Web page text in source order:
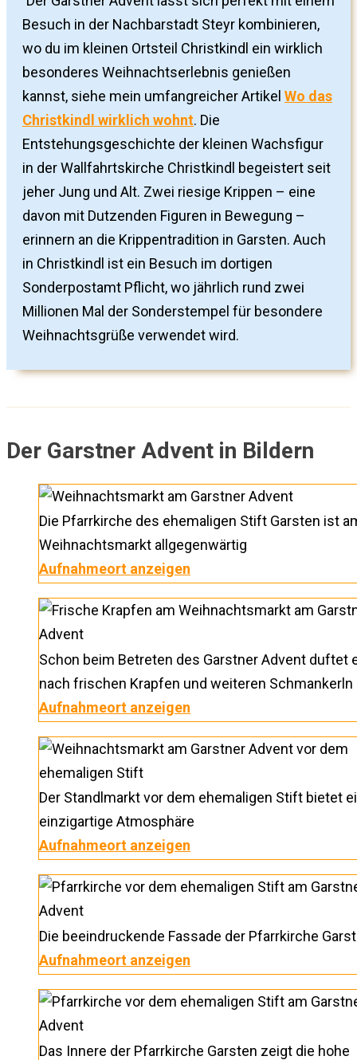
Besuch in der Nachbarstadt Steyr kombinieren,
wo du im kleinen Ortsteil Christkindl ein wirklich
besonderes Weihnachtserlebnis genießen
kannst, siehe mein umfangreicher Artikel Wo das
Christkindl wirklich wohnt. Die
Entstehungsgeschichte der kleinen Wachsfigur
in der Wallfahrtskirche Christkindl begeistert seit
jeher Jung und Alt. Zwei riesige Krippen – eine
davon mit Dutzenden Figuren in Bewegung –
erinnern an die Krippentradition in Garsten. Auch
in Christkindl ist ein Besuch im dortigen
Sonderpostamt Pflicht, wo jährlich rund zwei
Millionen Mal der Sonderstempel für besondere
Weihnachtsgrüße verwendet wird.
Der Garstner Advent in Bildern
Die Pfarrkirche des ehemaligen Stift Garsten ist
Weihnachtsmarkt allgegenwärtig
Aufnahmeort anzeigen
Schon beim Betreten des Garstner Advent duftet
nach frischen Krapfen und weiteren Schmankerln
Aufnahmeort anzeigen
Der Standlmarkt vor dem ehemaligen Stift bietet
einzigartige Atmosphäre
Aufnahmeort anzeigen
Die beeindruckende Fassade der Pfarrkirche
Aufnahmeort anzeigen
Das Innere der Pfarrkirche Garsten zeigt die hohe